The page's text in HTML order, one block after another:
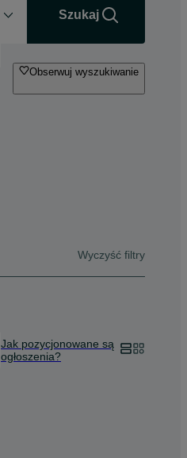
Szukaj
Obserwuj wyszukiwanie
Wyczyść filtry
Jak pozycjonowane są
ogłoszenia?